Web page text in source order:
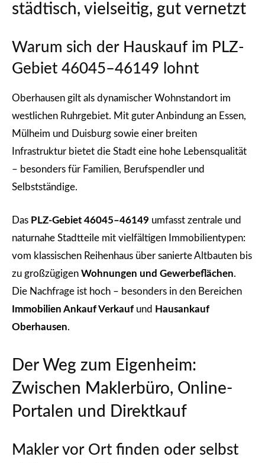
städtisch, vielseitig, gut vernetzt
Warum sich der Hauskauf im PLZ-
Gebiet 46045–46149 lohnt
Oberhausen gilt als dynamischer Wohnstandort im
westlichen Ruhrgebiet. Mit guter Anbindung an Essen,
Mülheim und Duisburg sowie einer breiten
Infrastruktur bietet die Stadt eine hohe Lebensqualität
– besonders für Familien, Berufspendler und
Selbstständige.
Das PLZ-Gebiet 46045–46149 umfasst zentrale und
naturnahe Stadtteile mit vielfältigen Immobilientypen:
vom klassischen Reihenhaus über sanierte Altbauten bis
zu großzügigen Wohnungen und Gewerbeflächen.
Die Nachfrage ist hoch – besonders in den Bereichen
Immobilien Ankauf Verkauf und Hausankauf
Oberhausen.
Der Weg zum Eigenheim:
Zwischen Maklerbüro, Online-
Portalen und Direktkauf
Makler vor Ort finden oder selbst